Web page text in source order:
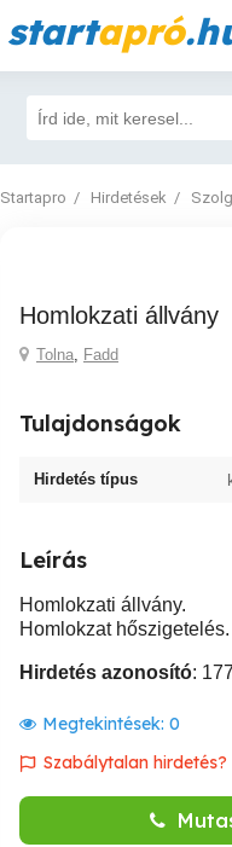
startapró
Startapro Hirdetések
Homlokzati állvány
Tolna, Fadd
Tulajdonságok
Hirdetés típus
Leírás
Homlokzati állvány.
Homlokzat hőszigetelés.
Hirdetés azonosító:
Megtekintések: 0
Szabálytalan hirdetés?